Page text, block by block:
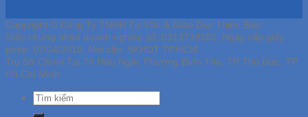
Copyright © Công Ty TNHH Tư Vấn & Giáo Dục Thiên Bảo
Giấy chứng nhận doanh nghiệp số: 0313739102, Ngày cấp giấy
phép: 07/04/2016, Nơi cấp: SKHDT TP.HCM
Trụ Sở Chính Tại 70 Hữu Nghị, Phường Bình Thọ, TP Thủ Đức, TP
Hồ Chí Minh